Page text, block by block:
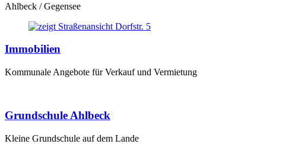
Ahlbeck / Gegensee
Immobilien
Kommunale Angebote für Verkauf und Vermietung
Grundschule Ahlbeck
Kleine Grundschule auf dem Lande